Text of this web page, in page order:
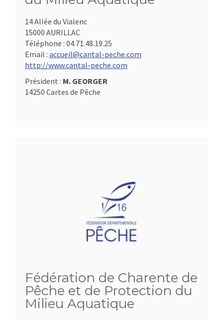
14 Allée du Vialenc
15000 AURILLAC
Téléphone : 04.71.48.19.25
Email : accueil@cantal-peche.com
http://www.cantal-peche.com
Président : M. GEORGER
14250 Cartes de Pêche
Fédération de Charente de
Pêche et de Protection du
Milieu Aquatique